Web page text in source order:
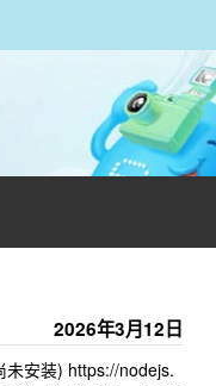
2026年3月12日
安装) https://nodejs.